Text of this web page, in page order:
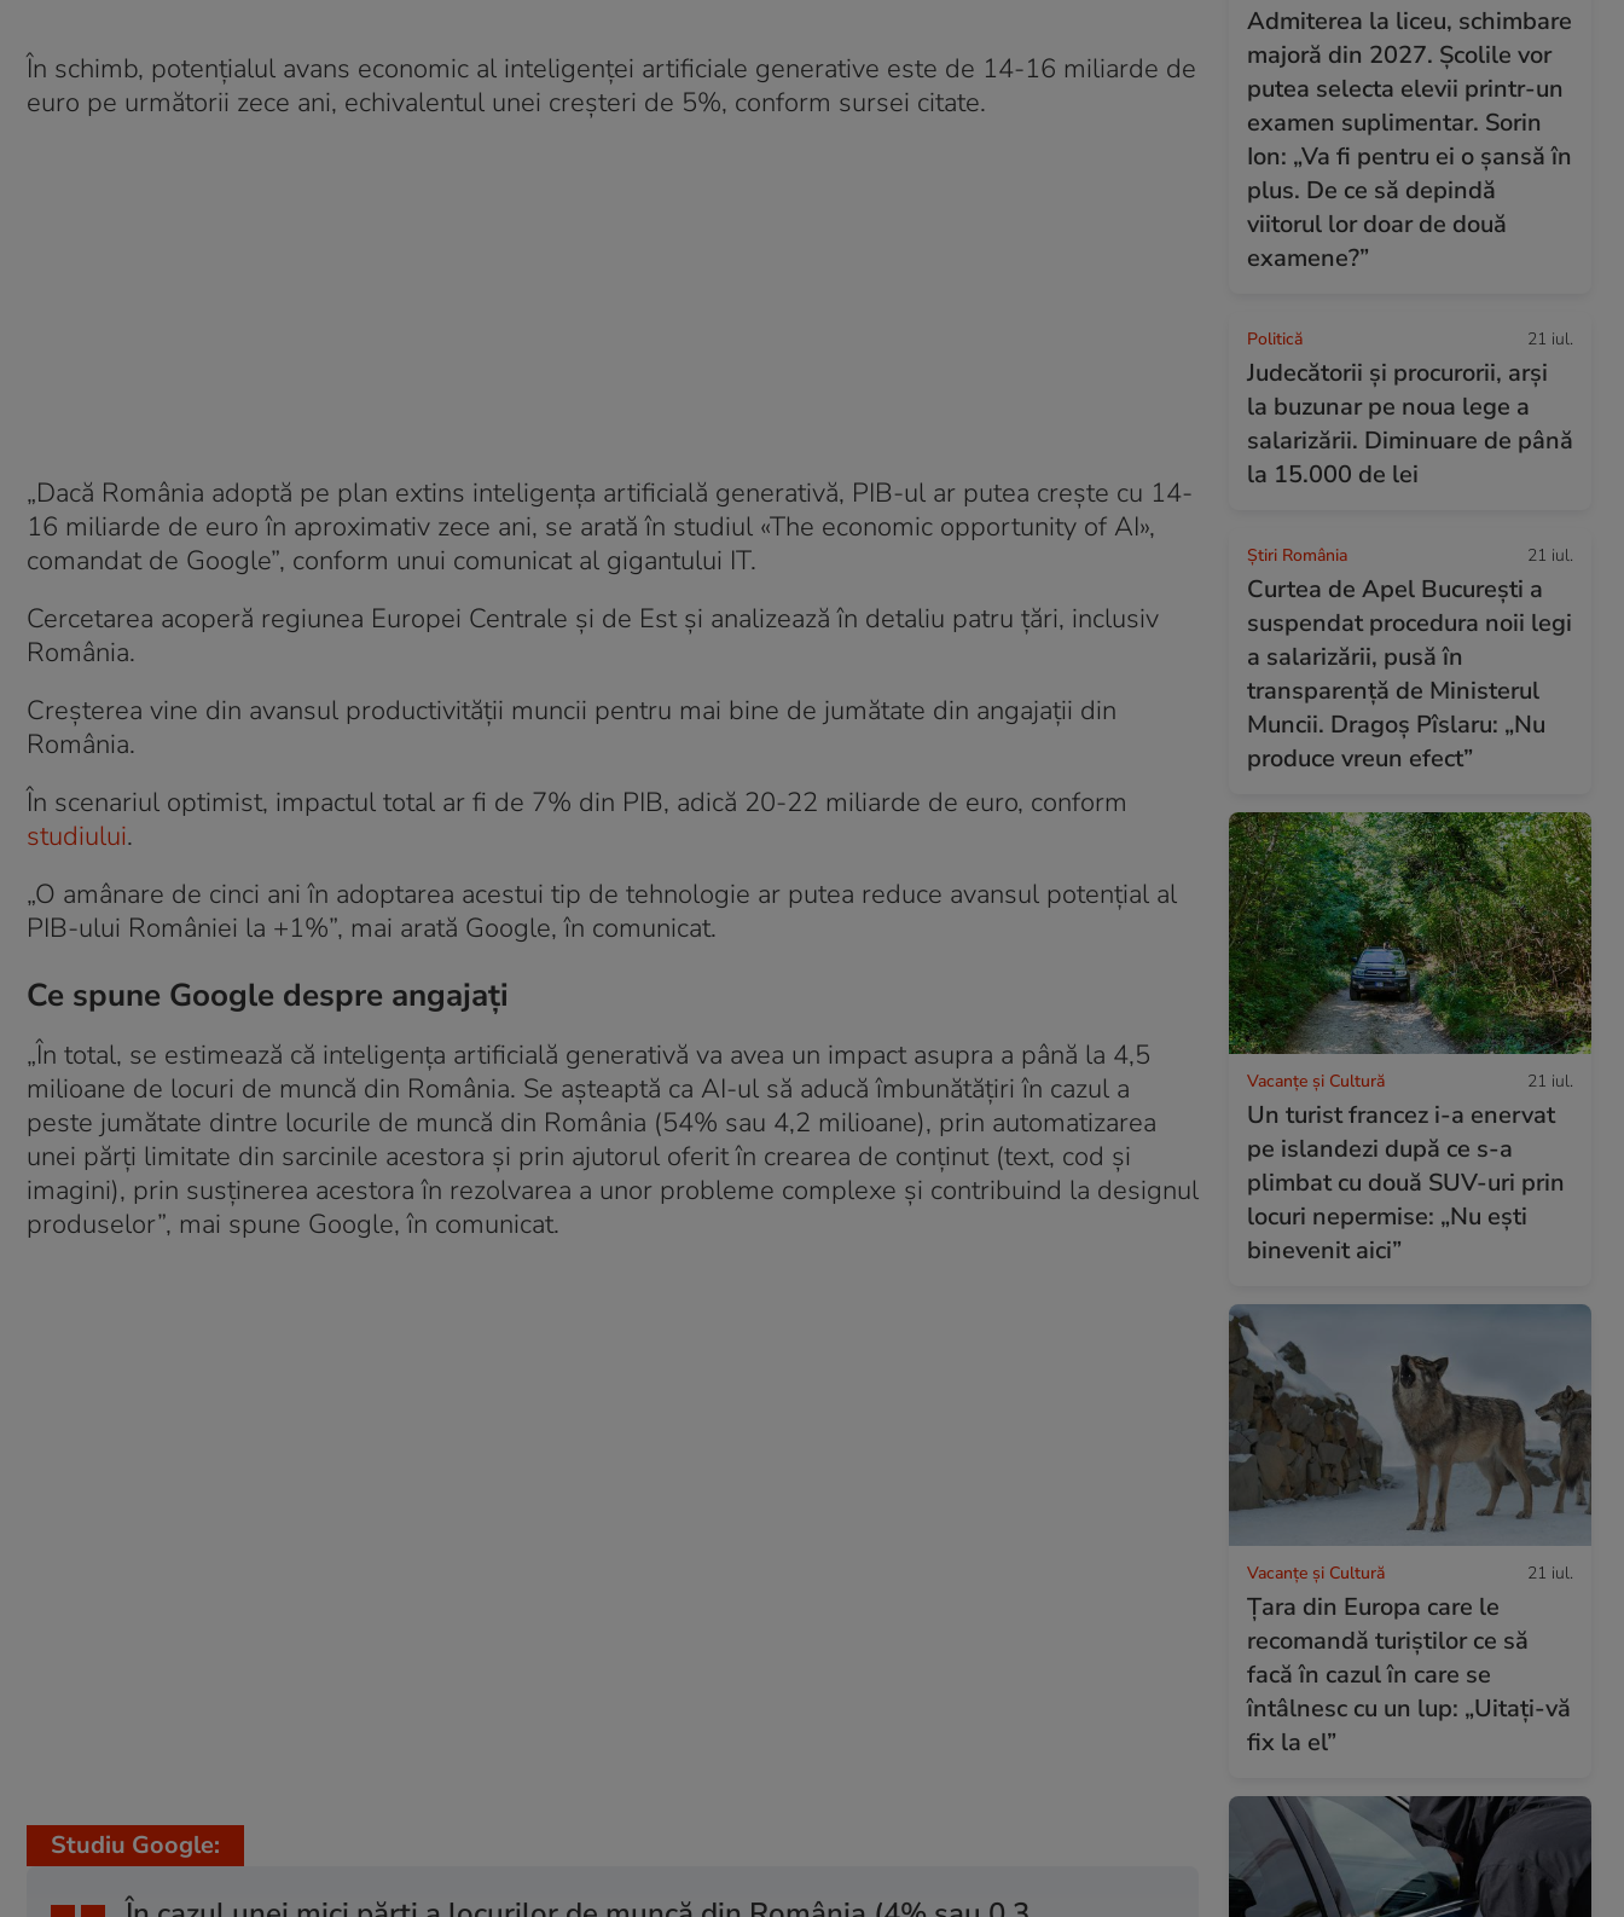
În schimb, potențialul avans economic al inteligenței artificiale generative este de 14-16 miliarde de
euro pe următorii zece ani, echivalentul unei creșteri de 5%, conform sursei citate.
„Dacă România adoptă pe plan extins inteligența artificială generativă, PIB-ul ar putea crește cu 14-
16 miliarde de euro în aproximativ zece ani, se arată în studiul «The economic opportunity of AI»,
comandat de Google”, conform unui comunicat al gigantului IT.
Cercetarea acoperă regiunea Europei Centrale și de Est și analizează în detaliu patru țări, inclusiv
România.
Creșterea vine din avansul productivității muncii pentru mai bine de jumătate din angajații din
România.
În scenariul optimist, impactul total ar fi de 7% din PIB, adică 20-22 miliarde de euro, conform
studiului.
„O amânare de cinci ani în adoptarea acestui tip de tehnologie ar putea reduce avansul potențial al
PIB-ului României la +1%”, mai arată Google, în comunicat.
Ce spune Google despre angajați
„În total, se estimează că inteligența artificială generativă va avea un impact asupra a până la 4,5
milioane de locuri de muncă din România. Se așteaptă ca AI-ul să aducă îmbunătățiri în cazul a
peste jumătate dintre locurile de muncă din România (54% sau 4,2 milioane), prin automatizarea
unei părți limitate din sarcinile acestora și prin ajutorul oferit în crearea de conținut (text, cod și
imagini), prin susținerea acestora în rezolvarea a unor probleme complexe și contribuind la designul
produselor”, mai spune Google, în comunicat.
Studiu Google:
Admiterea la liceu, schimbare
majoră din 2027. Școlile vor
putea selecta elevii printr-un
examen suplimentar. Sorin
Ion: „Va fi pentru ei o șansă în
plus. De ce să depindă
viitorul lor doar de două
examene?”
Politică 21 iul.
Judecătorii și procurorii, arși
la buzunar pe noua lege a
salarizării. Diminuare de până
la 15.000 de lei
Știri România 21 iul.
Curtea de Apel București a
suspendat procedura noii legi
a salarizării, pusă în
transparență de Ministerul
Muncii. Dragoș Pîslaru: „Nu
produce vreun efect”
Vacanțe și Cultură 21 iul.
Un turist francez i-a enervat
pe islandezi după ce s-a
plimbat cu două SUV-uri prin
locuri nepermise: „Nu ești
binevenit aici”
Vacanțe și Cultură 21 iul.
Țara din Europa care le
recomandă turiștilor ce să
facă în cazul în care se
întâlnesc cu un lup: „Uitați-vă
fix la el”